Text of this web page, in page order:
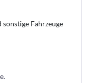
Fahrzeuge